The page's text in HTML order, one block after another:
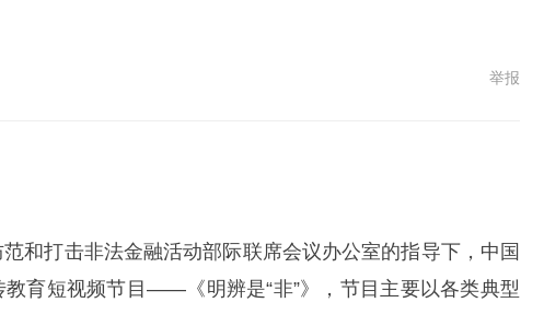
举报
和打击非法金融活动部际联席会议办公室的指导下，中国
育短视频节目——《明辨是“非”》，节目主要以各类典型